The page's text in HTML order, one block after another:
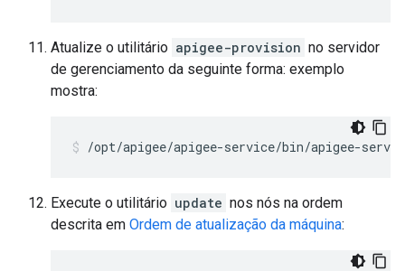
Atualize o utilitário apigee-provision no servidor
de gerenciamento da seguinte forma: exemplo
mostra:
/opt/apigee/apigee-service/bin/apigee-
Execute o utilitário update nos nós na ordem
descrita em Ordem de atualização da máquina: